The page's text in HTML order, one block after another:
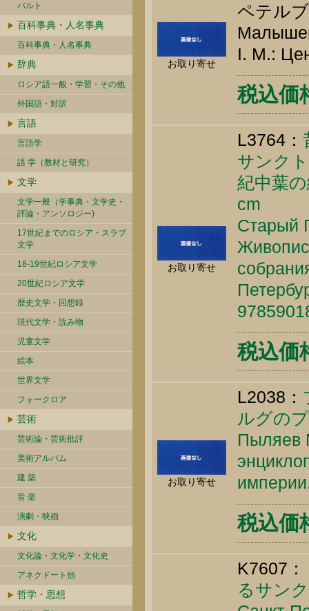
バルト
百科事典・人名事典
百科事典・人名事典
辞典
ロシア語一般・学習・その他
外国語・対訳
言語
言語学
語 学（教材と研究）
文学
文学一般（学事典・文学史・
評論・アンソロジー)
17世紀までのロシア・スラブ
文学
18-19世紀ロシア文学
20世紀ロシア文学
歴史文学・回想録
現代文学・読み物
児童文学
絵本
世界文学
フォークロア
芸術
芸術論・芸術批評
美術アルバム
建 築
音 楽
演劇・映画
文化
文化論・文化学・文化史
アネクドート他
哲学・思想
お取り寄せ
ペテル
I. М.:
税込価
お取り寄せ
L3764：
サンク
紀中葉
cm
Старый
税込価
お取り寄せ
L2038：
ルグの
Пыляев
税込価
K7607：
るサン